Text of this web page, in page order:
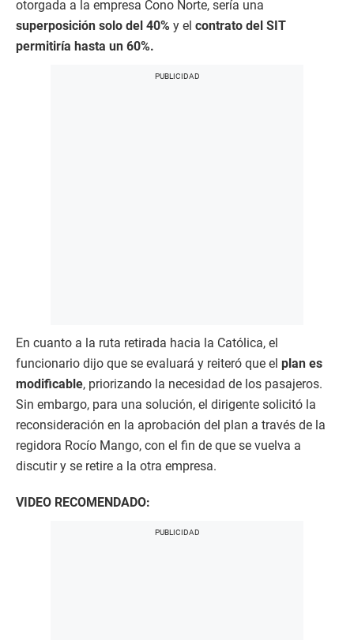
otorgada a la empresa Cono Norte, sería una
superposición solo del 40% y el contrato del SIT
permitiría hasta un 60%.
En cuanto a la ruta retirada hacia la Católica, el
funcionario dijo que se evaluará y reiteró que el plan es
modificable, priorizando la necesidad de los pasajeros.
Sin embargo, para una solución, el dirigente solicitó la
reconsideración en la aprobación del plan a través de la
regidora Rocío Mango, con el fin de que se vuelva a
discutir y se retire a la otra empresa.
VIDEO RECOMENDADO: